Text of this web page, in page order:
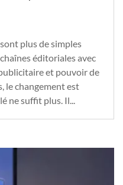
plus de simples
éditoriales avec
et pouvoir de
le changement est
ne suffit plus. Il...